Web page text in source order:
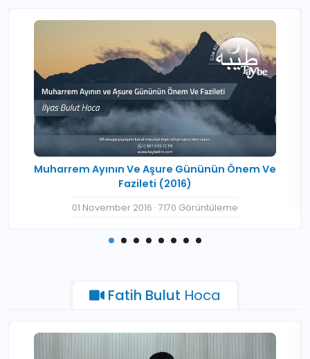
Muharrem Ayının Ve Aşure Gününün Önem Ve
Fazileti (2016)
01 November 2016 · 7170 Görüntüleme
Fatih Bulut Hoca